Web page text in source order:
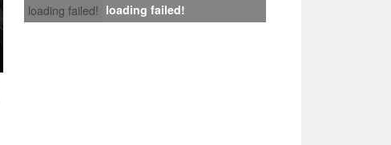
loading failed! loading failed!